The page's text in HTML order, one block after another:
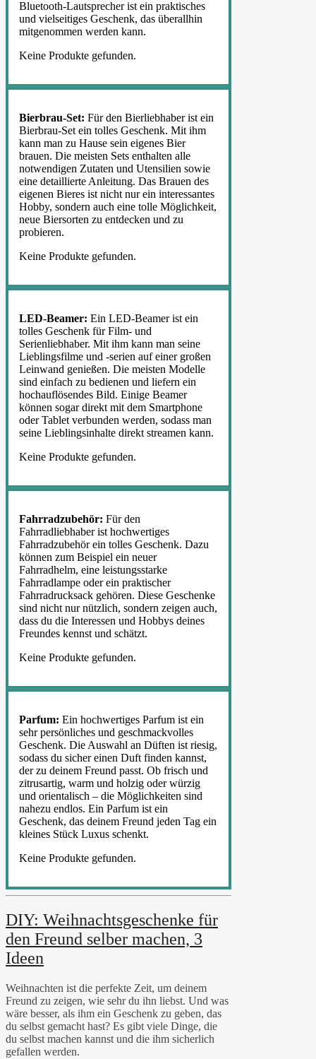
Bluetooth-Lautsprecher ist ein praktisches
und vielseitiges Geschenk, das überallhin
mitgenommen werden kann.
Keine Produkte gefunden.
Bierbrau-Set: Für den Bierliebhaber ist ein
Bierbrau-Set ein tolles Geschenk. Mit ihm
kann man zu Hause sein eigenes Bier
brauen. Die meisten Sets enthalten alle
notwendigen Zutaten und Utensilien sowie
eine detaillierte Anleitung. Das Brauen des
eigenen Bieres ist nicht nur ein interessantes
Hobby, sondern auch eine tolle Möglichkeit,
neue Biersorten zu entdecken und zu
probieren.
Keine Produkte gefunden.
LED-Beamer: Ein LED-Beamer ist ein
tolles Geschenk für Film- und
Serienliebhaber. Mit ihm kann man seine
Lieblingsfilme und -serien auf einer großen
Leinwand genießen. Die meisten Modelle
sind einfach zu bedienen und liefern ein
hochauflösendes Bild. Einige Beamer
können sogar direkt mit dem Smartphone
oder Tablet verbunden werden, sodass man
seine Lieblingsinhalte direkt streamen kann.
Keine Produkte gefunden.
Fahrradzubehör: Für den
Fahrradliebhaber ist hochwertiges
Fahrradzubehör ein tolles Geschenk. Dazu
können zum Beispiel ein neuer
Fahrradhelm, eine leistungsstarke
Fahrradlampe oder ein praktischer
Fahrradrucksack gehören. Diese Geschenke
sind nicht nur nützlich, sondern zeigen auch,
dass du die Interessen und Hobbys deines
Freundes kennst und schätzt.
Keine Produkte gefunden.
Parfum: Ein hochwertiges Parfum ist ein
sehr persönliches und geschmackvolles
Geschenk. Die Auswahl an Düften ist riesig,
sodass du sicher einen Duft finden kannst,
der zu deinem Freund passt. Ob frisch und
zitrusartig, warm und holzig oder würzig
und orientalisch – die Möglichkeiten sind
nahezu endlos. Ein Parfum ist ein
Geschenk, das deinem Freund jeden Tag ein
kleines Stück Luxus schenkt.
Keine Produkte gefunden.
DIY: Weihnachtsgeschenke für
den Freund selber machen, 3
Ideen
Weihnachten ist die perfekte Zeit, um deinem
Freund zu zeigen, wie sehr du ihn liebst. Und was
wäre besser, als ihm ein Geschenk zu geben, das
du selbst gemacht hast? Es gibt viele Dinge, die
du selbst machen kannst und die ihm sicherlich
gefallen werden.